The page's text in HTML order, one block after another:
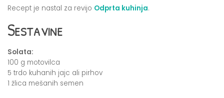
Recept je nastal za revijo Odprta kuhinja.
Sestavine
Solata:
100 g motovilca
5 trdo kuhanih jajc ali pirhov
1 žlica mešanih semen